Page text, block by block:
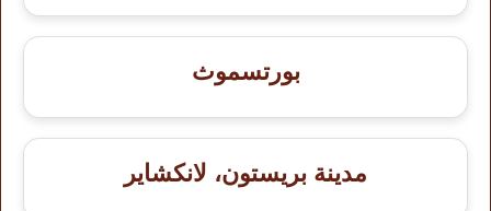
بورتسموث
مدينة بريستون، لانكشاير